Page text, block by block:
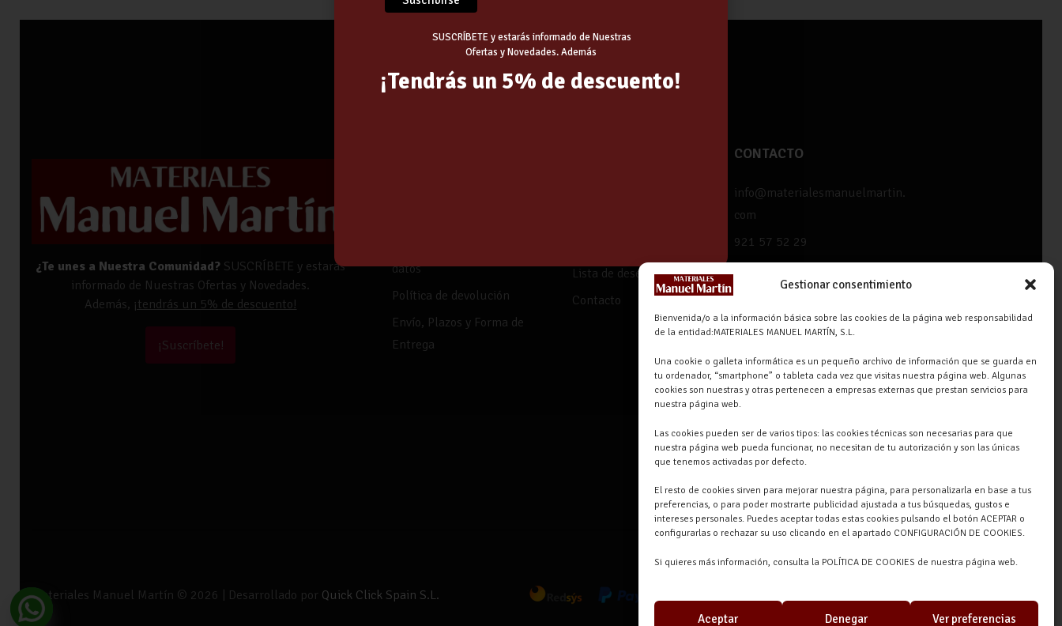
Gestionar consentimiento
Bienvenida/o a la información básica sobre las cookies de la página web responsabilidad
de la entidad:MATERIALES MANUEL MARTÍN, S.L.
Una cookie o galleta informática es un pequeño archivo de información que se guarda en
tu ordenador, “smartphone” o tableta cada vez que visitas nuestra página web. Algunas
cookies son nuestras y otras pertenecen a empresas externas que prestan servicios para
nuestra página web.
Las cookies pueden ser de varios tipos: las cookies técnicas son necesarias para que
nuestra página web pueda funcionar, no necesitan de tu autorización y son las únicas
que tenemos activadas por defecto.
El resto de cookies sirven para mejorar nuestra página, para personalizarla en base a tus
preferencias, o para poder mostrarte publicidad ajustada a tus búsquedas, gustos e
intereses personales. Puedes aceptar todas estas cookies pulsando el botón ACEPTAR o
configurarlas o rechazar su uso clicando en el apartado CONFIGURACIÓN DE COOKIES.
Si quieres más información, consulta la POLÍTICA DE COOKIES de nuestra página web.
Aceptar Denegar Ver preferencias
¿Te unes a Nuestra Comunidad? SUSCRÍBETE y estarás
informado de Nuestras Ofertas y Novedades.
Además, ¡tendrás un 5% de descuento!
¡Suscríbete!
datos
Política de devolución
Envío, Plazos y Forma de
Entrega
Lista de deseos
Contacto
CONTACTO
info@materialesmanuelmartin.
com
921 57 52 29
Turégano-Navas de Oro, 47,
40280 Navalmanzano, Segovia,
ESPAÑA
Materiales Manuel Martín © 2026 | Desarrollado por Quick Click Spain S.L.
SUSCRÍBETE y estarás informado de Nuestras
Ofertas y Novedades. Además
¡Tendrás un 5% de descuento!